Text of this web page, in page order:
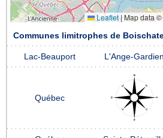
Leaflet|Map data ©
Communes limitrophes de
Lac-Beauport L'Ange-Gardien
Québec